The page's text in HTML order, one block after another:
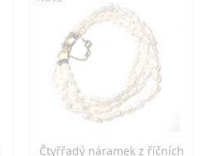
Čtyřřadý náramek z říčních